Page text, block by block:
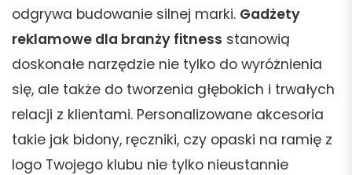
odgrywa budowanie silnej marki. Gadżety
reklamowe dla branży fitness stanowią
doskonałe narzędzie nie tylko do wyróżnienia
się, ale także do tworzenia głębokich i trwałych
relacji z klientami. Personalizowane akcesoria
takie jak bidony, ręczniki, czy opaski na ramię z
logo Twojego klubu nie tylko nieustannie